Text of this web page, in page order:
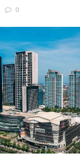
0